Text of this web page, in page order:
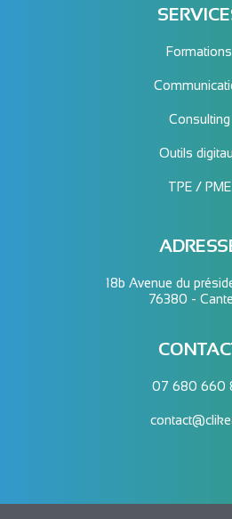
Formations
Consulting
Outils
TPE / PME
18b Avenue du
76380 -
07 680 660